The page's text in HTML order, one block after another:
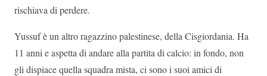
rischiava di perdere.
Yussuf è un altro ragazzino palestinese, della Cisgiordania. Ha
11 anni e aspetta di andare alla partita di calcio: in fondo, non
gli dispiace quella squadra mista, ci sono i suoi amici di